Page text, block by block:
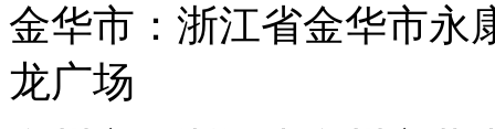
金华市：浙江省金华市永
龙广场